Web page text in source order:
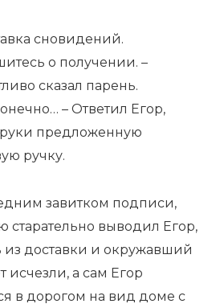
сновидений.
о получении. –
сказал парень.
– Ответил Егор,
предложенную
ручку.
завитком подписи,
старательно выводил Егор,
из доставки и окружавший
исчезли, а сам Егор
в дорогом на вид доме с